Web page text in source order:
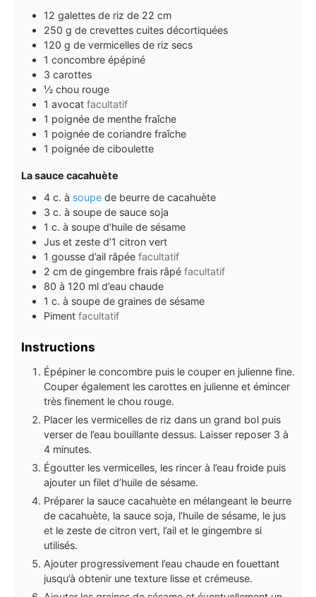
12 galettes de riz de 22 cm
250 g de crevettes cuites décortiquées
120 g de vermicelles de riz secs
1 concombre épépiné
3 carottes
½ chou rouge
1 avocat facultatif
1 poignée de menthe fraîche
1 poignée de coriandre fraîche
1 poignée de ciboulette
La sauce cacahuète
4 c. à soupe de beurre de cacahuète
3 c. à soupe de sauce soja
1 c. à soupe d’huile de sésame
Jus et zeste d’1 citron vert
1 gousse d’ail râpée facultatif
2 cm de gingembre frais râpé facultatif
80 à 120 ml d’eau chaude
1 c. à soupe de graines de sésame
Piment facultatif
Instructions
Épépiner le concombre puis le couper en julienne fine.
Couper également les carottes en julienne et émincer
très finement le chou rouge.
Placer les vermicelles de riz dans un grand bol puis
verser de l’eau bouillante dessus. Laisser reposer 3 à
4 minutes.
Égoutter les vermicelles, les rincer à l’eau froide puis
ajouter un filet d’huile de sésame.
Préparer la sauce cacahuète en mélangeant le beurre
de cacahuète, la sauce soja, l’huile de sésame, le jus
et le zeste de citron vert, l’ail et le gingembre si
utilisés.
Ajouter progressivement l’eau chaude en fouettant
jusqu’à obtenir une texture lisse et crémeuse.